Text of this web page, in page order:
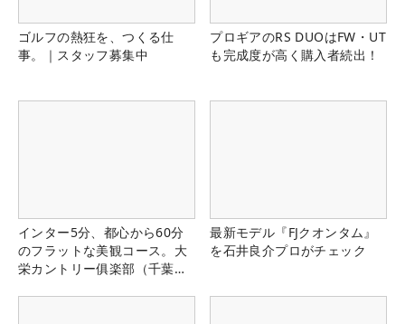
ゴルフの熱狂を、つくる仕
事。｜スタッフ募集中
プロギアのRS DUOはFW・UT
も完成度が高く購入者続出！
インター5分、都心から60分
のフラットな美観コース。大
栄カントリー俱楽部（千葉
最新モデル『FJクオンタム』
を石井良介プロがチェック